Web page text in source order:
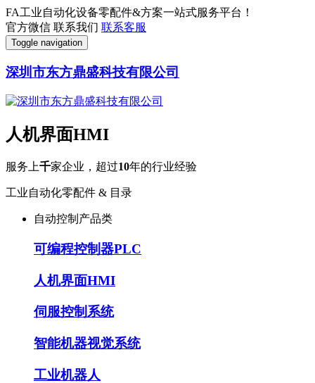
FA工业自动化设备零配件&方案一站式服务平台！
官方微信 联系我们 联系客服
Toggle navigation
深圳市东方鼎盛科技有限公司
人机界面HMI
服务上千家企业，超过10年的行业经验
工业自动化零配件 & 目录
自动控制产品类
可编程控制器PLC
人机界面HMI
伺服控制系统
智能机器视觉系统
工业机器人